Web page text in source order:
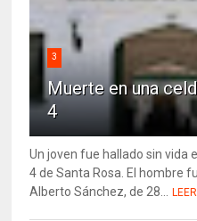
3
Muerte en una
4
Un joven fue hallado sin vida
4 de Santa Rosa. El hombre
Alberto Sánchez, de 28...